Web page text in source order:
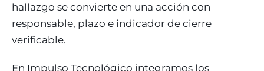
hallazgo se convierte en una acción con
responsable, plazo e indicador de cierre
verificable.
En Impulso Tecnológico integramos los